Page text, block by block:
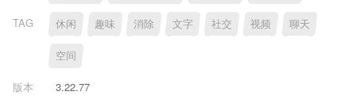
TAG 休闲 趣味 消除 文字 社交 视频 聊天
空间
版本
3.22.77